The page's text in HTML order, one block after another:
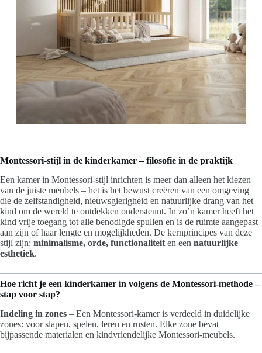
Montessori-stijl in de kinderkamer – filosofie in de praktijk
Een kamer in Montessori-stijl inrichten is meer dan alleen het kiezen
van de juiste meubels – het is het bewust creëren van een omgeving
die de zelfstandigheid, nieuwsgierigheid en natuurlijke drang van het
kind om de wereld te ontdekken ondersteunt. In zo’n kamer heeft het
kind vrije toegang tot alle benodigde spullen en is de ruimte aangepast
aan zijn of haar lengte en mogelijkheden. De kernprincipes van deze
stijl zijn: minimalisme, orde, functionaliteit en een natuurlijke
esthetiek.
Hoe richt je een kinderkamer in volgens de Montessori-methode –
stap voor stap?
Indeling in zones – Een Montessori-kamer is verdeeld in duidelijke
zones: voor slapen, spelen, leren en rusten. Elke zone bevat
bijpassende materialen en kindvriendelijke Montessori-meubels.